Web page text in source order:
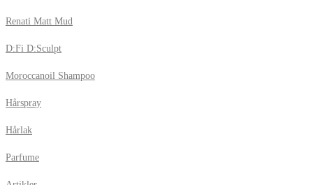
Renati Matt Mud
D:Fi D:Sculpt
Moroccanoil Shampoo
Hårspray
Hårlak
Parfume